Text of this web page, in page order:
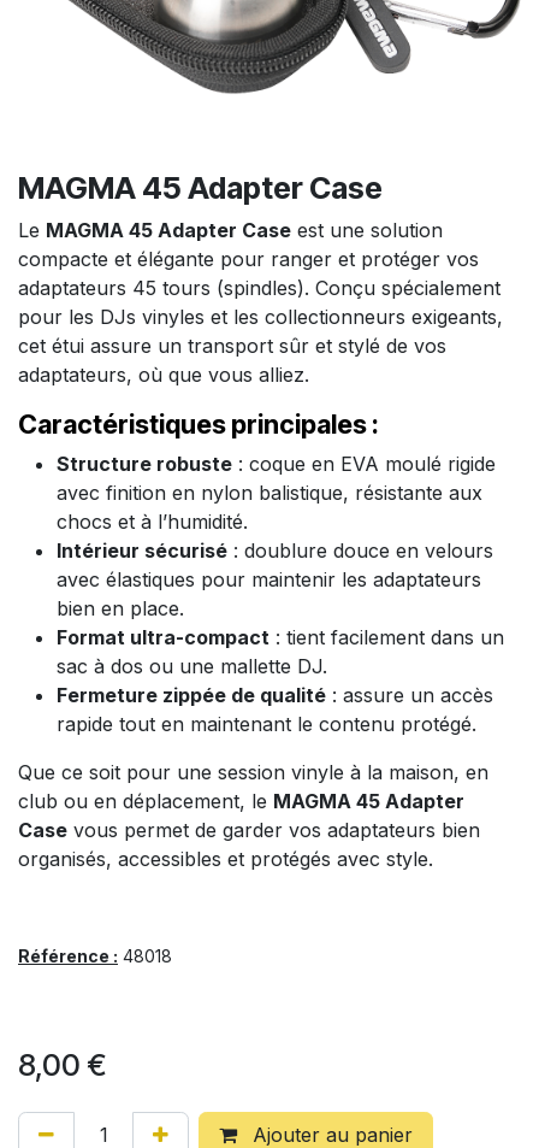
MAGMA 45 Adapter Case
Le MAGMA 45 Adapter Case est une solution
compacte et élégante pour ranger et protéger vos
adaptateurs 45 tours (spindles). Conçu spécialement
pour les DJs vinyles et les collectionneurs exigeants,
cet étui assure un transport sûr et stylé de vos
adaptateurs, où que vous alliez.
Caractéristiques principales :
Structure robuste : coque en EVA moulé rigide
avec finition en nylon balistique, résistante aux
chocs et à l’humidité.
Intérieur sécurisé : doublure douce en velours
avec élastiques pour maintenir les adaptateurs
bien en place.
Format ultra-compact : tient facilement dans un
sac à dos ou une mallette DJ.
Fermeture zippée de qualité : assure un accès
rapide tout en maintenant le contenu protégé.
Que ce soit pour une session vinyle à la maison, en
club ou en déplacement, le MAGMA 45 Adapter
Case vous permet de garder vos adaptateurs bien
organisés, accessibles et protégés avec style.
Référence : 48018
8,00 €
Ajouter au panier